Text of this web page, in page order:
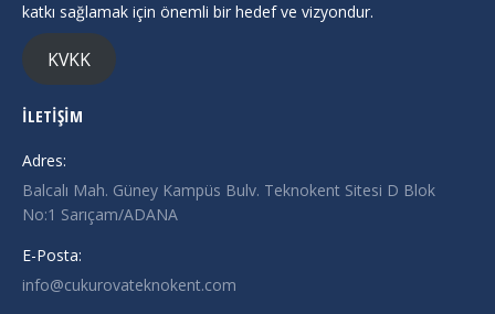
katkı sağlamak için önemli bir hedef ve vizyondur.
KVKK
İLETİŞİM
Adres:
Balcalı Mah. Güney Kampüs Bulv. Teknokent Sitesi D Blok
No:1 Sarıçam/ADANA
E-Posta:
info@cukurovateknokent.com